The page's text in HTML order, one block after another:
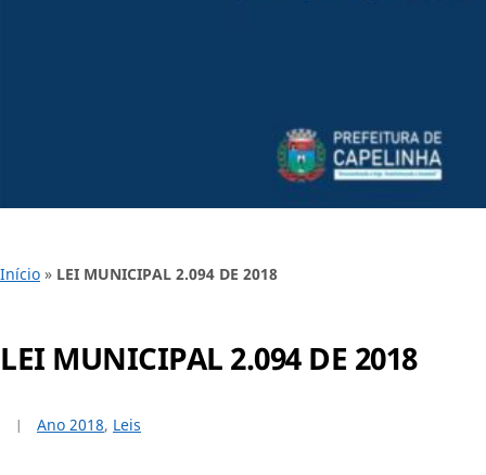
Início » LEI MUNICIPAL 2.094 DE 2018
LEI MUNICIPAL 2.094 DE 2018
Ano 2018, Leis